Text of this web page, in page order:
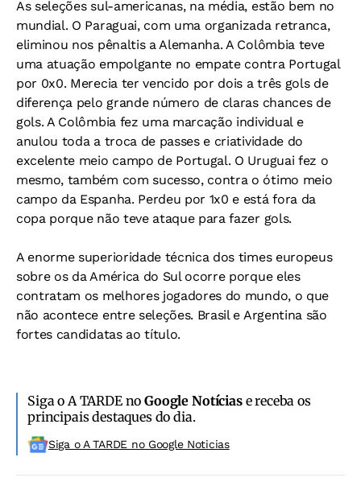
As seleções sul-americanas, na média, estão bem no
mundial. O Paraguai, com uma organizada retranca,
eliminou nos pênaltis a Alemanha. A Colômbia teve
uma atuação empolgante no empate contra Portugal
por 0x0. Merecia ter vencido por dois a três gols de
diferença pelo grande número de claras chances de
gols. A Colômbia fez uma marcação individual e
anulou toda a troca de passes e criatividade do
excelente meio campo de Portugal. O Uruguai fez o
mesmo, também com sucesso, contra o ótimo meio
campo da Espanha. Perdeu por 1x0 e está fora da
copa porque não teve ataque para fazer gols.
A enorme superioridade técnica dos times europeus
sobre os da América do Sul ocorre porque eles
contratam os melhores jogadores do mundo, o que
não acontece entre seleções. Brasil e Argentina são
fortes candidatas ao título.
Siga o A TARDE noGoogle Notíciase receba os
principais destaques do dia.
Siga o A TARDE no Google Noticias